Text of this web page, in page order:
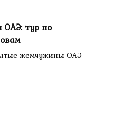
тур по
жемчужины ОАЭ